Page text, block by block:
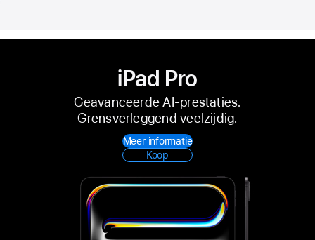
iPad Pro
Geavanceerde AI‑prestaties.
Grensverleggend veelzijdig.
Meer informatie
Koop